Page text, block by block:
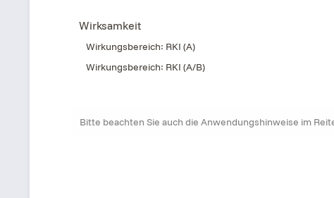
Wirksamkeit
Wirkungsbereich: RKI (A)
Wirkungsbereich: RKI (A/B)
Bitte beachten Sie auch die Anwendungshinweise im